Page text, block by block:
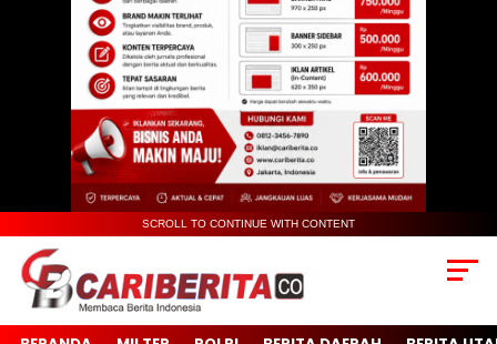
SCROLL TO CONTINUE WITH CONTENT